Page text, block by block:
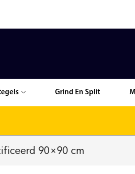
Grind En Split
90×90 cm